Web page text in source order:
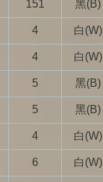
151 黑(B)
4 白(W)
4 白(W)
5 黑(B)
5 黑(B)
4 白(W)
6 白(W)